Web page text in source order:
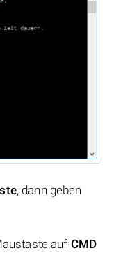
, dann geben
auf CMD